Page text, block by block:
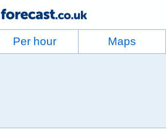
Per hour Maps